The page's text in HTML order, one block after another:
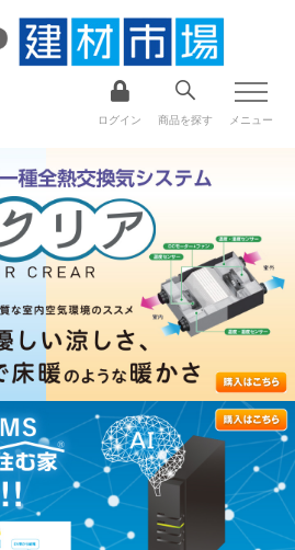
ログイン 商品を探す メニュー